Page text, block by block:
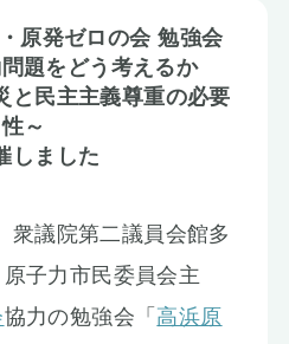
会について
原発ゼロの会 勉強会
題をどう考えるか
と民主主義尊重の必要
性～
しました
議院第二議員会館多
子力市民委員会主
協力の勉強会「 高浜原